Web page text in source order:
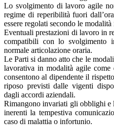
Lo svolgimento di lavoro agile
regime di reperibilità fuori
essere regolati secondo le modalità
Eventuali prestazioni di lavoro in
compatibili con lo svolgimento
normale articolazione oraria.
Le Parti si danno atto che le
lavorativa in modalità agile come
consentono al dipendente il
riposo previsti dalle vigenti
dagli accordi aziendali.
Rimangono invariati gli obblighi e
inerenti la tempestiva
caso di malattia o infortunio.